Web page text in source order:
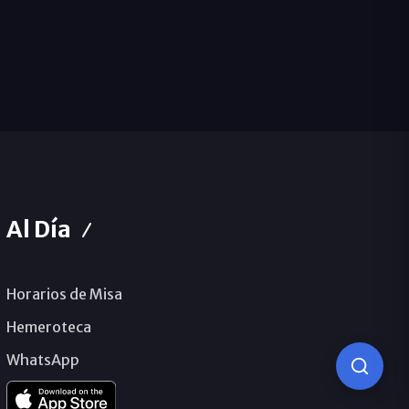
Al Día
Horarios de Misa
Hemeroteca
WhatsApp